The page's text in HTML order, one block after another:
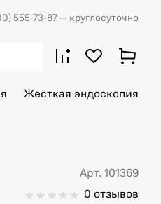
555-73-87 — круглосуточно
Жесткая эндоскопия
Арт. 101369
0 отзывов